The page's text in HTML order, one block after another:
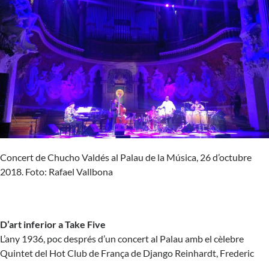
Concert de Chucho Valdés al Palau de la Música, 26 d’octubre
2018. Foto: Rafael Vallbona
D’art inferior a Take Five
L’any 1936, poc després d’un concert al Palau amb el cèlebre
Quintet del Hot Club de França de Django Reinhardt, Frederic